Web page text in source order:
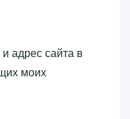
адрес сайта в
моих